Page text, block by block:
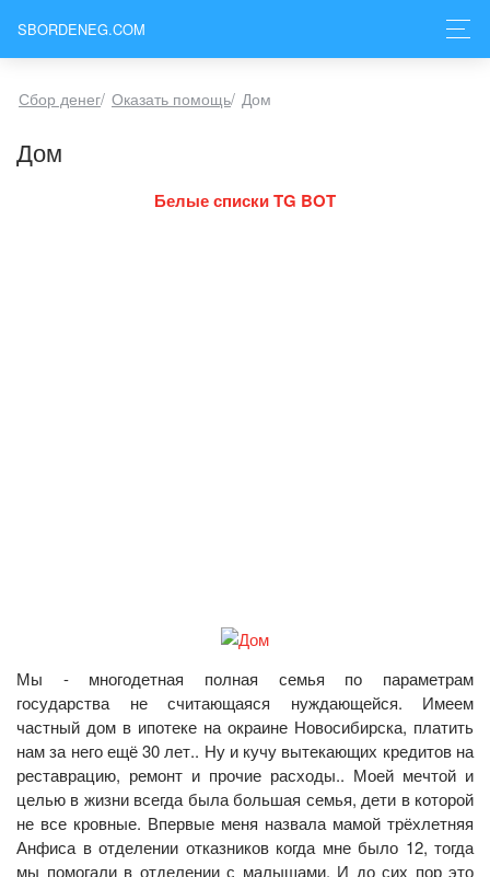
SBORDENEG.COM
Сбор денег/ Оказать помощь/ Дом
Дом
Белые списки TG BOT
Мы - многодетная полная семья по параметрам
государства не считающаяся нуждающейся. Имеем
частный дом в ипотеке на окраине Новосибирска, платить
нам за него ещё 30 лет.. Ну и кучу вытекающих кредитов на
реставрацию, ремонт и прочие расходы.. Моей мечтой и
целью в жизни всегда была большая семья, дети в которой
не все кровные. Впервые меня назвала мамой трёхлетняя
Анфиса в отделении отказников когда мне было 12, тогда
мы помогали в отделении с малышами. И до сих пор это